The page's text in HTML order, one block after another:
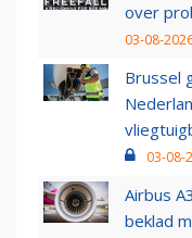
over
03-08-
Brussel
03-08-
Airbus
beklad